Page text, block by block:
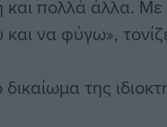
και πολλά άλλα.
να φύγω»,
της